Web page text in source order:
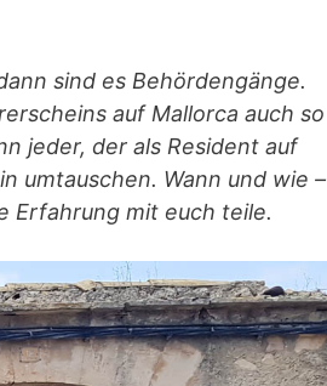
sind es Behördengänge.
auf Mallorca auch so
jeder, der als Resident auf
umtauschen. Wann und wie –
Erfahrung mit euch teile.